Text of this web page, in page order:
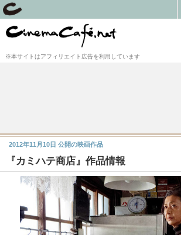
※本サイトはアフィリエイト広告を利用しています
『カミハテ商店』作品情報
2012年11月10日 公開の映画作品